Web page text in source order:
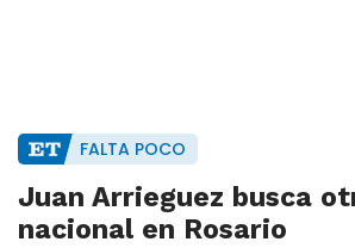
FALTA POCO
Juan Arrieguez busca
nacional en Rosario